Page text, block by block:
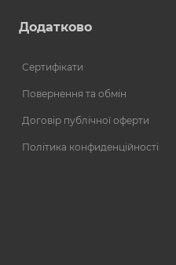
Додатково
Сертифікати
Повернення та обмін
Договір публічної оферти
Політика конфиденційності